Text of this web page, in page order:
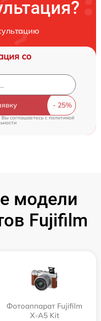
со
соглашаетесь c политикой
модели
Fujifilm
Фотоаппарат Fujifilm
X-A5 Kit